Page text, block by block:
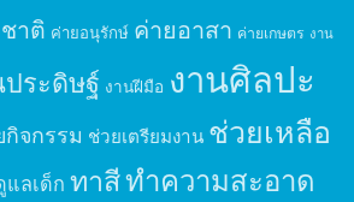
าติ ค่ายอนุรักษ์ ค่ายอาสา ค่ายเกษตร งาน
ประดิษฐ์ งานฝีมือ งานศิลปะ
กิจกรรม ช่วยเตรียมงาน ช่วยเหลือ
แลเด็ก ทาสีทำความสะอาด